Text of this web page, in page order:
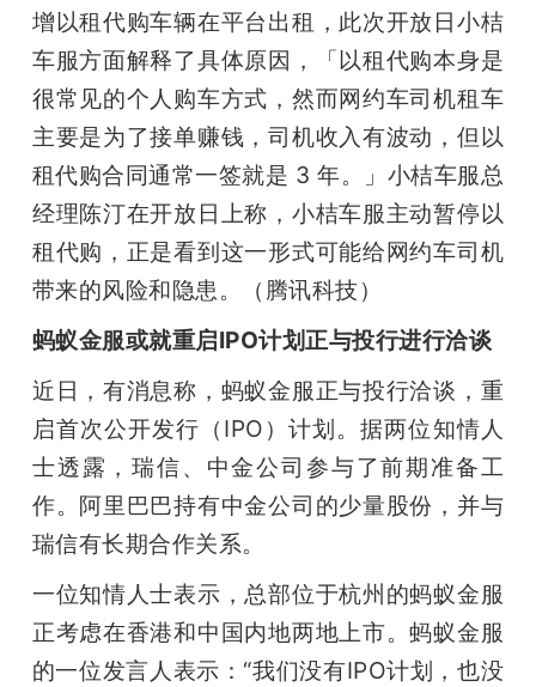
增以租代购车辆在平台出租，此次开放日小桔
车服方面解释了具体原因，「以租代购本身是
很常见的个人购车方式，然而网约车司机租车
主要是为了接单赚钱，司机收入有波动，但以
租代购合同通常一签就是 3 年。」小桔车服总
经理陈汀在开放日上称，小桔车服主动暂停以
租代购，正是看到这一形式可能给网约车司机
带来的风险和隐患。（腾讯科技）
蚂蚁金服或就重启IPO计划正与投行进行洽谈
近日，有消息称，蚂蚁金服正与投行洽谈，重
启首次公开发行（IPO）计划。据两位知情人
士透露，瑞信、中金公司参与了前期准备工
作。阿里巴巴持有中金公司的少量股份，并与
瑞信有长期合作关系。
一位知情人士表示，总部位于杭州的蚂蚁金服
正考虑在香港和中国内地两地上市。蚂蚁金服
的一位发言人表示：“我们没有IPO计划，也没